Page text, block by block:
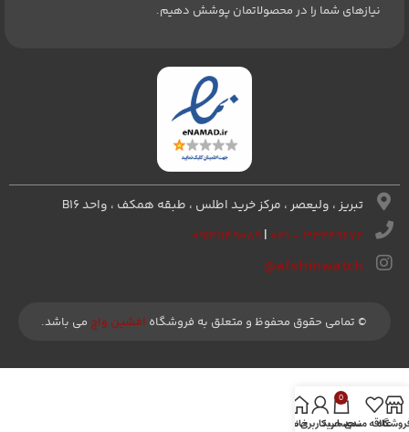
نیازهای شما را در محصولاتمان پوشش دهیم.
تبریز ، ولیعصر ، مرکز خرید اطلس ، طبقه همکف ، واحد B16
۳۳۲۴۹۶۷۲ – ۰۴۱
|۰۹۱۴۱۱۴۹۰۸۹
afshinwatch@
© تمامی حقوق محفوظ و متعلق به فروشگاه افشین واچ می باشد.
علاقه مندی
0
سبد خرید
حساب کاربری من
خانه